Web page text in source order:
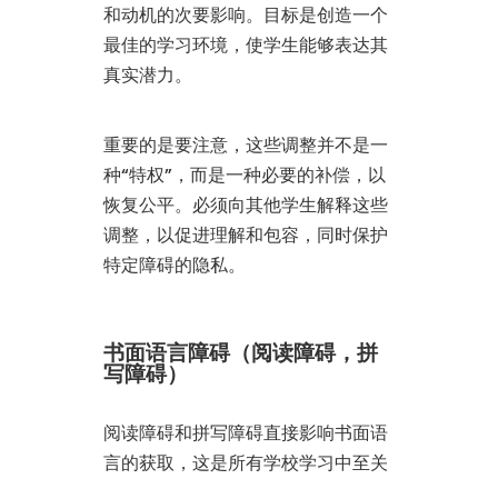
和动机的次要影响。目标是创造一个
最佳的学习环境，使学生能够表达其
真实潜力。
重要的是要注意，这些调整并不是一
种“特权”，而是一种必要的补偿，以
恢复公平。必须向其他学生解释这些
调整，以促进理解和包容，同时保护
特定障碍的隐私。
书面语言障碍（阅读障碍，拼
写障碍）
阅读障碍和拼写障碍直接影响书面语
言的获取，这是所有学校学习中至关